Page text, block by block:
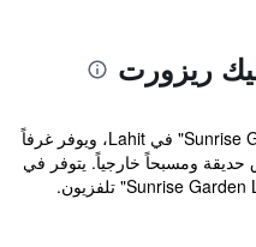
ريزورت
يقع مكان إقامة "Sunrise Garden Lake Resort" في Lahit، ويوفر غرفاً
حديقة ومسبحاً خارجياً. يتوفر في
جميع غرف الضيوف في "Sunrise Garden Lake Resort" تلفزيون.